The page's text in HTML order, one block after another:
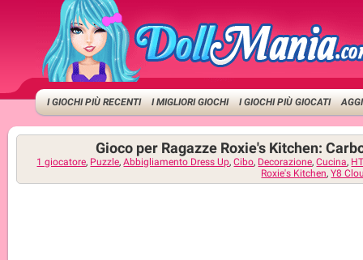
I GIOCHI PIÙ RECENTI I MIGLIORI GIOCHI I GIOCHI PIÙ GIOCATI
Gioco per Ragazze Roxie's Kitchen:
1 giocatore, Puzzle,Abbigliamento Dress Up,Cibo, Decorazione,Cucina,
Roxie's Kitchen,Y8